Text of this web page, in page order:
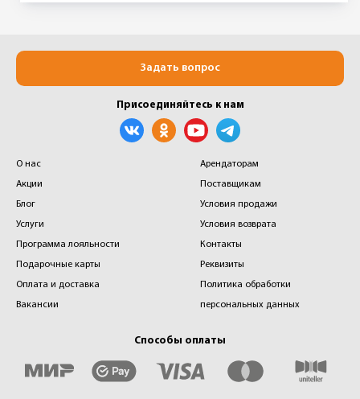
О нас
Акции
Блог
Услуги
Программа лояльности
Подарочные карты
Оплата и доставка
Вакансии
Арендаторам
Поставщикам
Условия продажи
Условия возврата
Контакты
Реквизиты
Политика обработки
персональных данных
Способы оплаты
Задать вопрос
Присоединяйтесь к нам